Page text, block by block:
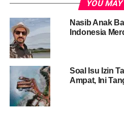
YOU
Nasib Anak
Indonesia
Soal Isu Izin
Ampat, Ini